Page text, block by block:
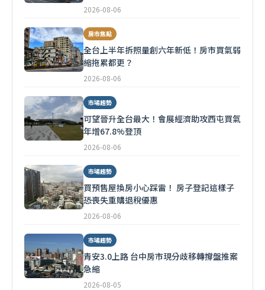
2026-08-06
房市焦點
全台上半年拆照量創六年新低！房市買氣弱
縮拖累都更？
2026-08-06
市場趨勢
可望晉升全台最大！會展經濟助攻西屯買氣
年增67.8%登頂
2026-08-06
市場趨勢
買預售屋換房小心踩雷！ 房子登記這樣子
恐喪失重購退稅優惠
2026-08-06
市場趨勢
青安3.0上路 台中房市現分歧移轉撐盤推案
急縮
2026-08-05